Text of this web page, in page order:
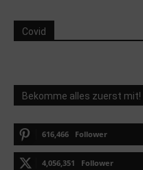
Covid
Bekomme alles zuerst mit!
616,466 Follower
4,056,351 Follower